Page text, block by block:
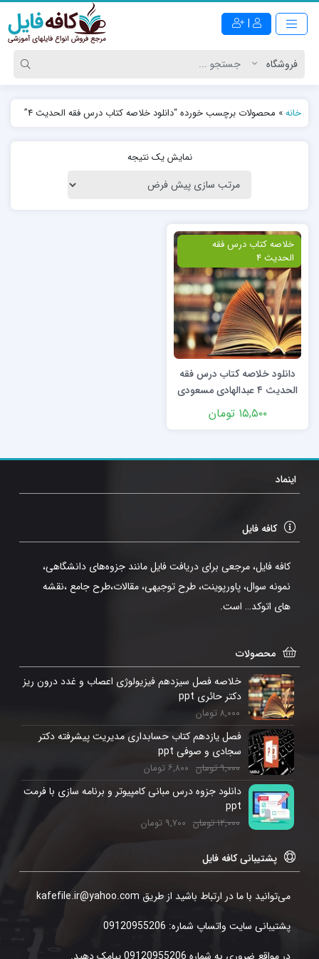
|
خانه» محصولات برچسب خورده “دانلود خلاصه کتاب درس فقه الحدیث 4”
نمایش یک نتیجه
ویژه
خلاصه کتاب درس فقه
الحدیث 4
دانلود خلاصه کتاب درس فقه
الحدیث ۴ عبدالهادی مسعودی
با فرمت ppt و pdf
۱۵,۵۰۰ تومان
اینماد
کافه فایل
کافه فایل، مرجعی برای دریافت فایل مانند جزوه‌های دانشگاهی،
نمونه سوال، پاورپوینت، طرح توجیهی، مقالات،طرح جامع ،نقشه
های اتوکد… است.
محصولات
خلاصه فصل سیزدهم فیزیولوژی اعصاب و غدد درون ریز
دکتر حائری ppt
۸,۰۰۰تومان
فصل یازدهم کتاب حسابداری مدیریت پیشرفته دکتر
سجادی و صوفی ppt
۹,۰۰۰تومان ۶,۸۰۰ تومان
دانلود جزوه درس مبانی کامپیوتر و برنامه سازی با فرمت
ppt
۱۲,۰۰۰تومان ۹,۷۰۰ تومان
پشتیبانی کافه فایل
می‌توانید با ما در ارتباط باشید از طریق kafefile.ir@yahoo.com
پشتیبانی سایت واتساپ شماره: 09120955206